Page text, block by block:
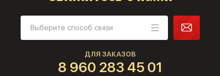
ДЛЯ ЗАКАЗОВ
8 960 283 45 01